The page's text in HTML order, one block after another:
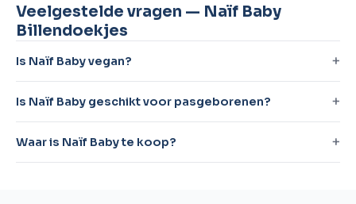
Veelgestelde vragen — Naïf Baby
Billendoekjes
Is Naïf Baby vegan?
Is Naïf Baby geschikt voor pasgeborenen?
Waar is Naïf Baby te koop?